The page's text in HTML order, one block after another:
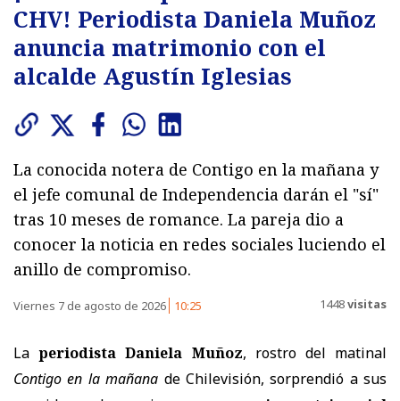
CHV! Periodista Daniela Muñoz
anuncia matrimonio con el
alcalde Agustín Iglesias
La conocida notera de Contigo en la mañana y
el jefe comunal de Independencia darán el "sí"
tras 10 meses de romance. La pareja dio a
conocer la noticia en redes sociales luciendo el
anillo de compromiso.
Viernes 7 de agosto de 2026 10:25 1448visitas
Laperiodista Daniela Muñoz, rostro del matinal
Contigo en la mañana de Chilevisión, sorprendió a sus